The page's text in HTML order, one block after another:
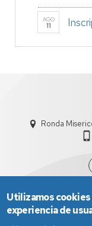
AGO
11
Ronda
Utilizamos cookies
experiencia de